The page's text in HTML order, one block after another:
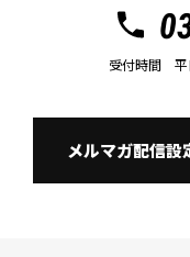
受付時間 平
メルマガ配信設